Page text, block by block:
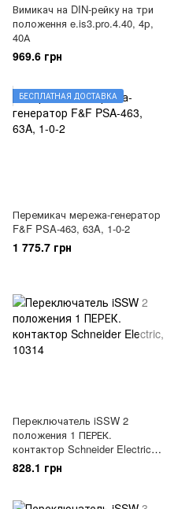
Вимикач на DIN-рейку на три
положення e.is3.pro.4.40, 4р,
40А
969.6 грн
БЕСПЛАТНАЯ ДОСТАВКА
Перемикач мережа-генератор
F&F PSA-463, 63A, 1-0-2
1 775.7 грн
Переключатель iSSW 2
положения 1 ПЕРЕК.
контактор Schneider Electric,
10314
828.1 грн